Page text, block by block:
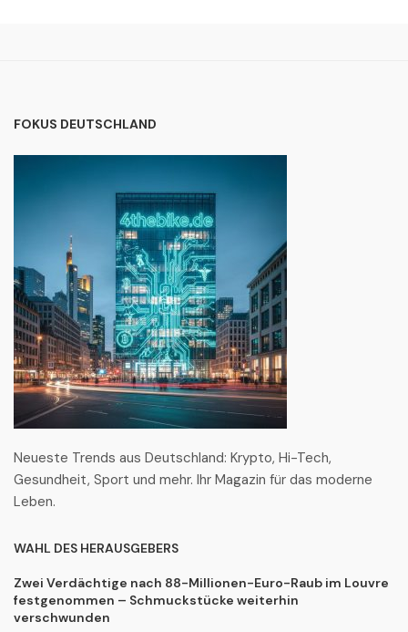
FOKUS DEUTSCHLAND
Neueste Trends aus Deutschland: Krypto, Hi-Tech,
Gesundheit, Sport und mehr. Ihr Magazin für das moderne
Leben.
WAHL DES HERAUSGEBERS
Zwei Verdächtige nach 88-Millionen-Euro-Raub im Louvre
festgenommen – Schmuckstücke weiterhin
verschwunden